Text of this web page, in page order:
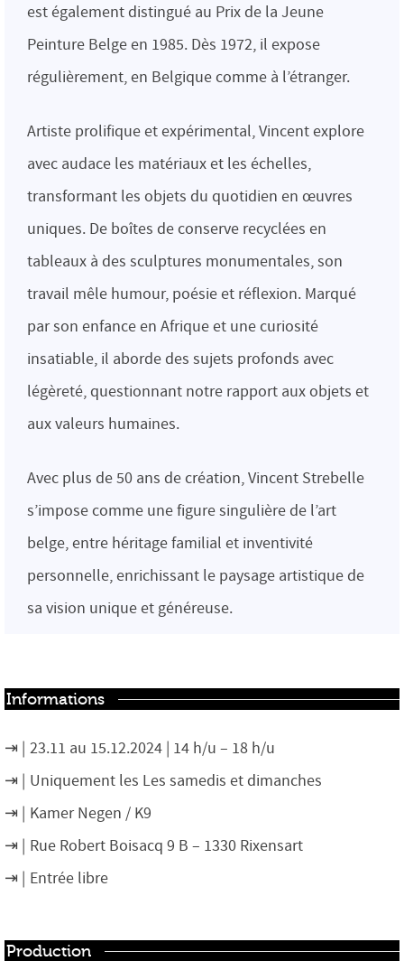
est également distingué au Prix de la Jeune
Peinture Belge en 1985. Dès 1972, il expose
régulièrement, en Belgique comme à l’étranger.
Artiste prolifique et expérimental, Vincent explore
avec audace les matériaux et les échelles,
transformant les objets du quotidien en œuvres
uniques. De boîtes de conserve recyclées en
tableaux à des sculptures monumentales, son
travail mêle humour, poésie et réflexion. Marqué
par son enfance en Afrique et une curiosité
insatiable, il aborde des sujets profonds avec
légèreté, questionnant notre rapport aux objets et
aux valeurs humaines.
Avec plus de 50 ans de création, Vincent Strebelle
s’impose comme une figure singulière de l’art
belge, entre héritage familial et inventivité
personnelle, enrichissant le paysage artistique de
sa vision unique et généreuse.
Informations
23.11 au 15.12.2024 | 14 h/u – 18 h/u
Uniquement les Les samedis et dimanches
Kamer Negen / K9
Rue Robert Boisacq 9 B – 1330 Rixensart
Entrée libre
Production